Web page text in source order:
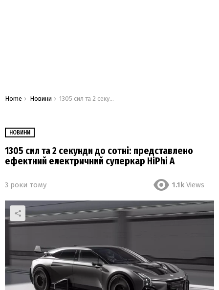
You are here:
Home Новини 1305 сил та 2 секунди до сотні: представлено ефектний електричний суперкар HiPhi A
НОВИНИ
1305 сил та 2 секунди до сотні: представлено
ефектний електричний суперкар HiPhi A
3 роки тому 1.1k Views